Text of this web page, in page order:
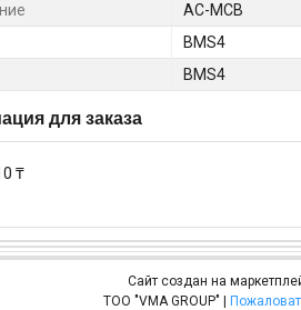
AC-MCB
BMS4
BMS4
для заказа
₸
Сайт создан на